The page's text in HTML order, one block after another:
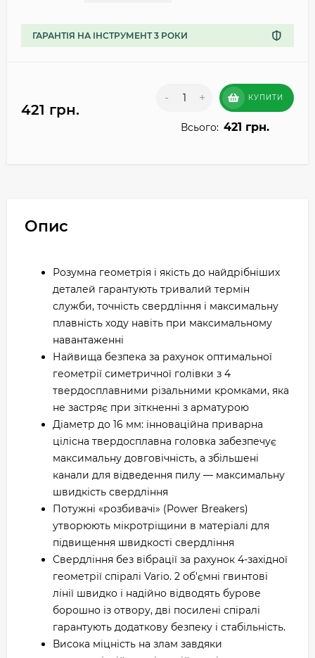
ГАРАНТІЯ НА ІНСТРУМЕНТ 3 РОКИ
421 грн.
- + КУПИТИ
Всього: 421 грн.
Опис
Розумна геометрія і якість до найдрібніших
деталей гарантують тривалий термін
служби, точність свердління і максимальну
плавність ходу навіть при максимальному
навантаженні
Найвища безпека за рахунок оптимальної
геометрії симетричної голівки з 4
твердосплавними різальними кромками, яка
не застряє при зіткненні з арматурою
Діаметр до 16 мм: інноваційна приварна
цілісна твердосплавна головка забезпечує
максимальну довговічність, а збільшені
канали для відведення пилу — максимальну
швидкість свердління
Потужні «розбивачі» (Power Breakers)
утворюють мікротріщини в матеріалі для
підвищення швидкості свердління
Свердління без вібрації за рахунок 4-західної
геометрії спіралі Vario. 2 об'ємні гвинтові
лінії швидко і надійно відводять бурове
борошно із отвору, дві посилені спіралі
гарантують додаткову безпеку і стабільність.
Висока міцність на злам завдяки